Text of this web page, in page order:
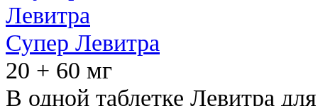
Супер Левитра
20 + 60 мг
В одной таблетке Левитра